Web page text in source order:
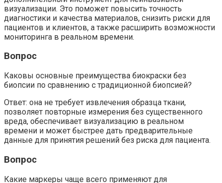
визуализации. Это поможет повысить точность
диагностики и качества материалов, снизить риски для
пациентов и клиентов, а также расширить возможности
мониторинга в реальном времени.
Вопрос
Каковы основные преимущества биокраски без
биопсии по сравнению с традиционной биопсией?
Ответ: она не требует извлечения образца ткани,
позволяет повторные измерения без существенного
вреда, обеспечивает визуализацию в реальном
времени и может быстрее дать предварительные
данные для принятия решений без риска для пациента.
Вопрос
Какие маркеры чаще всего применяют для